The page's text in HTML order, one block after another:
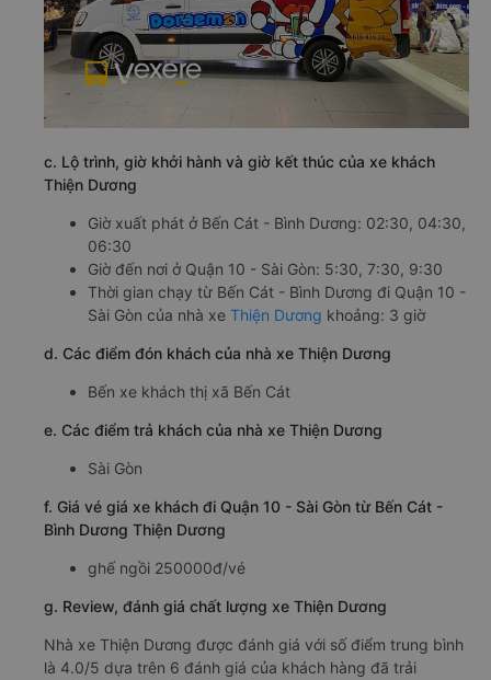
c. Lộ trình, giờ khởi hành và giờ kết thúc của xe khách
Thiện Dương
Giờ xuất phát ở Bến Cát - Bình Dương: 02:30, 04:30,
06:30
Giờ đến nơi ở Quận 10 - Sài Gòn: 5:30, 7:30, 9:30
Thời gian chạy từ Bến Cát - Bình Dương đi Quận 10 -
Sài Gòn của nhà xe Thiện Dương khoảng: 3 giờ
d. Các điểm đón khách của nhà xe Thiện Dương
Bến xe khách thị xã Bến Cát
e. Các điểm trả khách của nhà xe Thiện Dương
Sài Gòn
f. Giá vé giá xe khách đi Quận 10 - Sài Gòn từ Bến Cát -
Bình Dương Thiện Dương
ghế ngồi 250000đ/vé
g. Review, đánh giá chất lượng xe Thiện Dương
Nhà xe Thiện Dương được đánh giá với số điểm trung bình
là 4.0/5 dựa trên 6 đánh giá của khách hàng đã trải